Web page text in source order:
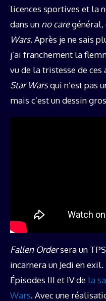
licences sportives et la
dans un no caregénéral,
Wars. Après je ne sais
j’ai franchement la
vu de la tristesse de ces
Star Warsqui n’est pas
mais c’est un dessin
Fallen Ordersera un
incarnera un Jedi en
Épisodes III et IV de la
Wars. Avec une